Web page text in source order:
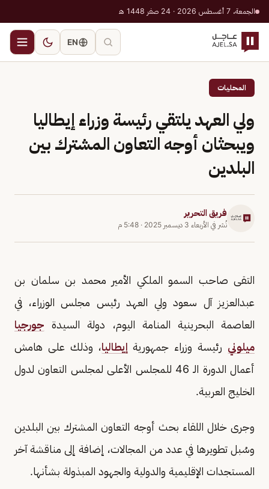
الجمعة، 7 أغسطس 2026 · 24 صفر 1448 هـ
EN
المحليات
ولي العهد يلتقي رئيسة وزراء إيطاليا
ويبحثان أوجه التعاون المشترك بين
البلدين
فريق التحرير
نُشر في الأربعاء 3 ديسمبر 2025 · 5:48 م
التقى صاحب السمو الملكي الأمير محمد بن سلمان بن
عبدالعزيز آل سعود ولي العهد رئيس مجلس الوزراء، في
العاصمة البحرينية المنامة اليوم، دولة السيدة جورجيا
ميلوني رئيسة وزراء جمهورية إيطاليا، وذلك على هامش
أعمال الدورة الـ 46 للمجلس الأعلى لمجلس التعاون لدول
الخليج العربية.
وجرى خلال اللقاء بحث أوجه التعاون المشترك بين البلدين
وسُبل تطويرها في عدد من المجالات، إضافة إلى مناقشة آخر
المستجدات الإقليمية والدولية والجهود المبذولة بشأنها.